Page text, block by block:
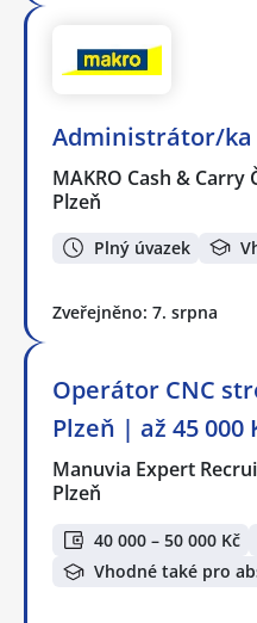
Administrátor/
MAKRO Cash & Carry
Plzeň
Plný úvazek
Zveřejněno: 7. srpna
Operátor CNC
Plzeň | až 45 000
Manuvia Expert
Plzeň
40 000 – 50 000 Kč
Vhodné také pro